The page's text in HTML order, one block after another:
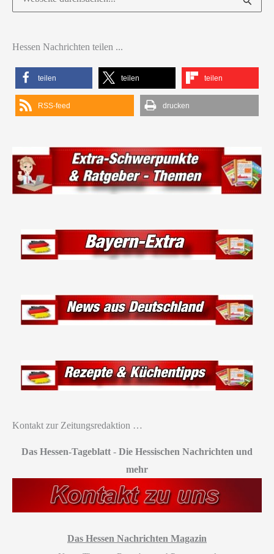
nach:
Hessen Nachrichten teilen ...
teilen teilen teilen
RSS-feed drucken
Kontakt zur Zeitungsredaktion …
Das Hessen-Tageblatt - Die Hessischen Nachrichten und
mehr
Das Hessen Nachrichten Magazin